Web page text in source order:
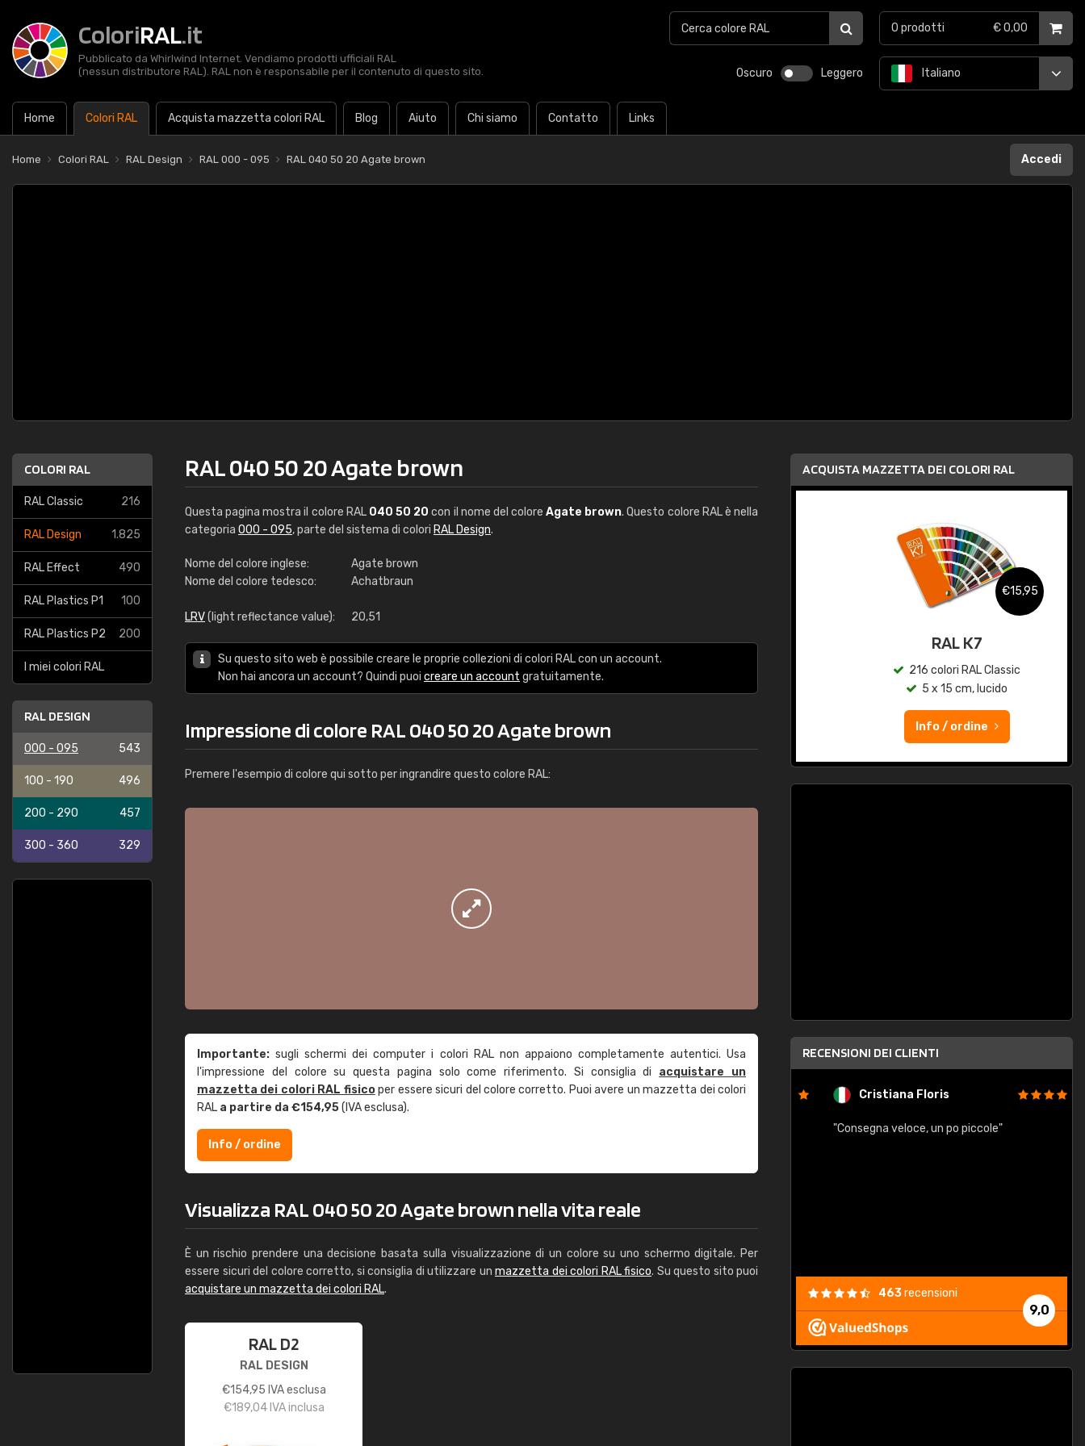
ColoriRAL.it
Pubblicato da Whirlwind Internet. Vendiamo prodotti ufficiali RAL
(nessun distributore RAL). RAL non è responsabile per il contenuto di questo sito.
Oscuro Leggero
Home Colori RAL Acquista mazzetta colori RAL Blog Aiuto Chi siamo Contatto Links
Italiano
0 prodotti € 0,00
Home Colori RAL RAL Design RAL 000 - 095 RAL 040 50 20 Agate brown Accedi
COLORI RAL
RAL Classic 216
RAL Design 1.825
RAL Effect 490
RAL Plastics P1 100
RAL Plastics P2 200
I miei colori RAL
RAL DESIGN
000 - 095 543
100 - 190 496
200 - 290 457
300 - 360 329
RAL 040 50 20 Agate brown
Questa pagina mostra il colore RAL 040 50 20 con il nome del coloreAgate brown. Questo colore RAL è nella
categoria 000 - 095, parte del sistema di colori RAL Design.
Nome del colore inglese:
Agate brown
Nome del colore tedesco:
Achatbraun
LRV(light reflectance value): 20,51
Su questo sito web è possibile creare le proprie collezioni di colori RAL con un account.
Non hai ancora un account? Quindi puoi creare un account gratuitamente.
Impressione di colore RAL 040 50 20 Agate brown
Premere l'esempio di colore qui sotto per ingrandire questo colore RAL:
Importante: sugli schermi dei computer i colori RAL non appaiono completamente autentici. Usa
l'impressione del colore su questa pagina solo come riferimento. Si consiglia di acquistare un
mazzetta dei colori RAL fisicoper essere sicuri del colore corretto. Puoi avere un mazzetta dei colori
RAL a partire da €154,95(IVA esclusa).
Info / ordine
Visualizza RAL 040 50 20 Agate brown nella vita reale
È un rischio prendere una decisione basata sulla visualizzazione di un colore su uno schermo digitale. Per
essere sicuri del colore corretto, si consiglia di utilizzare un mazzetta dei colori RAL fisico. Su questo sito puoi
acquistare un mazzetta dei colori RAL.
RAL D2
RAL DESIGN
€154,95 IVA esclusa
€189,04IVA inclusa
ACQUISTA MAZZETTA DEI COLORI RAL
RAL K7 a base d'acqua
€15,95
RAL K7
216 colori RAL Classic
5 x 15 cm, lucido
Info / ordine
RECENSIONI DEI CLIENTI
Caterina Maifredi Cristiana Floris
"Consegna veloce, un po piccole"
9,0
463recensioni